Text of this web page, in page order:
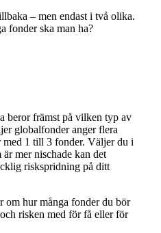
– men endast i två olika.
fonder ska man ha?
beror främst på vilken typ av
globalfonder anger flera
med 1 till 3 fonder. Väljer du i
mer nischade kan det
riskspridning på ditt
om hur många fonder du bör
risken med för få eller för